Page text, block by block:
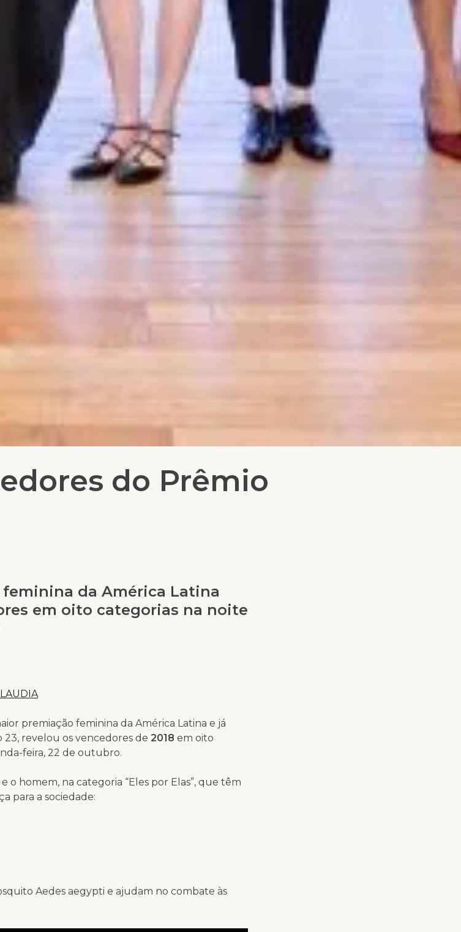
do Prêmio
da América Latina
em oito categorias na noite
premiação feminina da América Latina e já
revelou os vencedores de 2018 em oito
feira, 22 de outubro.
o homem, na categoria “Eles por Elas”, que têm
para a sociedade:
Aedes aegypti e ajudam no combate às